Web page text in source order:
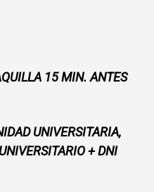
15 MIN. ANTES
UNIVERSITARIA,
+ DNI